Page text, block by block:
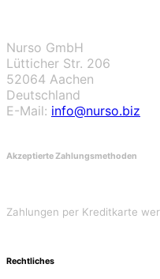
Nurso GmbH
Lütticher Str. 206
52064 Aachen
Deutschland
E-Mail: info@nurso.biz
Akzeptierte Zahlungsmethoden
Zahlungen per Kreditkarte
Rechtliches